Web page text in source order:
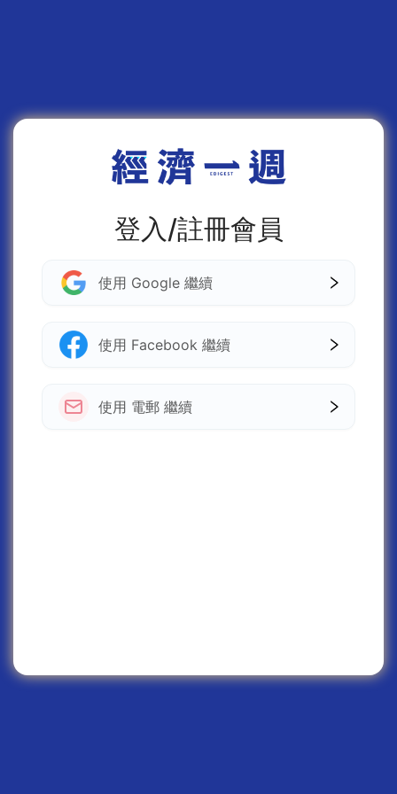
登入/註冊會員
使用 Google 繼續
使用 Facebook 繼續
使用 電郵 繼續